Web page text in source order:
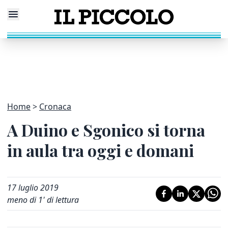
Home Cronaca
A Duino e Sgonico si torna
in aula tra oggi e domani
17 luglio 2019
meno di 1' di lettura